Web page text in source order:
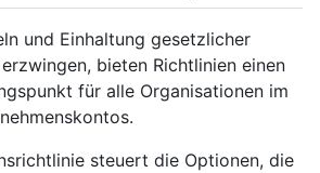
und Einhaltung gesetzlicher
bieten Richtlinien einen
für alle Organisationen im
steuert die Optionen, die